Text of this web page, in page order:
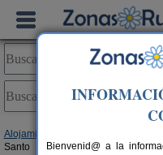
Alojamientos
Santo
Bienvenid@ a la